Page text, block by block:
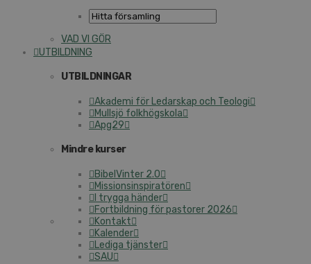
VAD VI GÖR
UTBILDNING
UTBILDNINGAR
Akademi för Ledarskap och Teologi
Mullsjö folkhögskola
Apg29
Mindre kurser
BibelVinter 2.0
Missionsinspiratören
I trygga händer
Fortbildning för pastorer 2026
Kontakt
Kalender
Lediga tjänster
SAU